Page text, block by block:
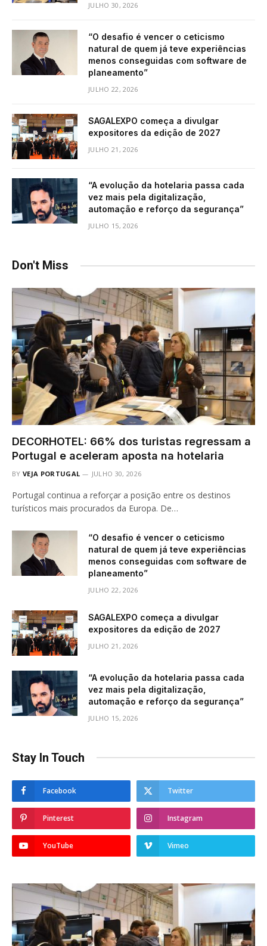
JULHO 30, 2026
“O desafio é vencer o ceticismo
natural de quem já teve experiências
menos conseguidas com software de
planeamento”
JULHO 22, 2026
SAGALEXPO começa a divulgar
expositores da edição de 2027
JULHO 21, 2026
“A evolução da hotelaria passa cada
vez mais pela digitalização,
automação e reforço da segurança”
JULHO 15, 2026
Don't Miss
DECORHOTEL: 66% dos turistas regressam a
Portugal e aceleram aposta na hotelaria
BY VEJA PORTUGAL JULHO 30, 2026
Portugal continua a reforçar a posição entre os destinos
turísticos mais procurados da Europa. De…
“O desafio é vencer o ceticismo
natural de quem já teve experiências
menos conseguidas com software de
planeamento”
JULHO 22, 2026
SAGALEXPO começa a divulgar
expositores da edição de 2027
JULHO 21, 2026
“A evolução da hotelaria passa cada
vez mais pela digitalização,
automação e reforço da segurança”
JULHO 15, 2026
Stay In Touch
Facebook Twitter
Pinterest Instagram
YouTube Vimeo